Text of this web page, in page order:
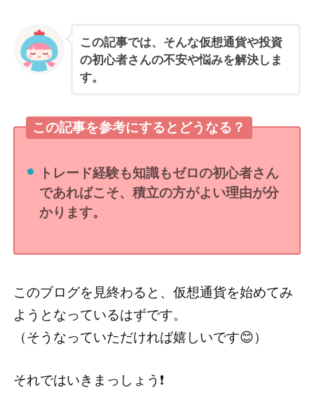
この記事では、そんな仮想通貨や投資
の初心者さんの不安や悩みを解決しま
す。
この記事を参考にするとどうなる？
トレード経験も知識もゼロの初心者さん
であればこそ、積立の方がよい理由が分
かります。
このブログを見終わると、仮想通貨を始めてみ
ようとなっているはずです。
（そうなっていただければ嬉しいです😊）
それではいきまっしょう❗️